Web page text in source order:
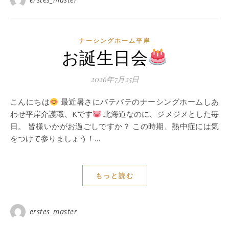
ナーシングホーム平岸
お誕生日会
2026年7月25日
こんにちは
最近暑さにバテバテのナーシングホームしあ
わせ平岸介護職、Kです
北海道なのに、ジメジメとした毎
日。 皆様いかがお過ごしですか？ この時期、熱中症には気
をつけて参りましょう！…
もっと読む
erstes_master